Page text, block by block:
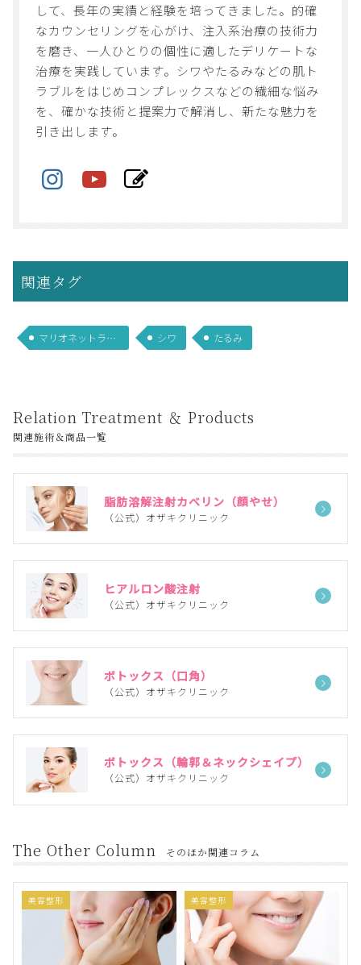
して、長年の実績と経験を培ってきました。的確
なカウンセリングを心がけ、注入系治療の技術力
を磨き、一人ひとりの個性に適したデリケートな
治療を実践しています。シワやたるみなどの肌ト
ラブルをはじめコンプレックスなどの繊細な悩み
を、確かな技術と提案力で解消し、新たな魅力を
引き出します。
関連タグ
マリオネットライン シワ たるみ
Relation Treatment ＆ Products
関連施術＆商品一覧
脂肪溶解注射カベリン（顔やせ）
（公式）オザキクリニック
ヒアルロン酸注射
（公式）オザキクリニック
ボトックス（口角）
（公式）オザキクリニック
ボトックス（輪郭＆ネックシェイプ）
（公式）オザキクリニック
The Other Column そのほか関連コラム
美容整形 美容整形